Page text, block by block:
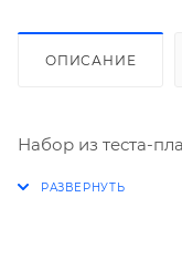
ОПИСАНИЕ
Набор из теста-